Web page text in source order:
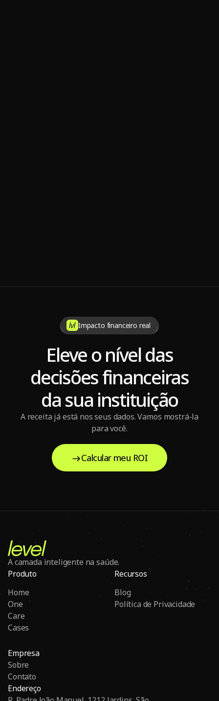
Impacto financeiro real
Eleve o nível das
decisões financeiras
da sua instituição
A receita já está nos seus dados. Vamos mostrá-la
para você.
Calcular meu ROI
A camada inteligente na saúde.
Produto
Home
One
Care
Cases
Recursos
Blog
Política de Privacidade
Empresa
Sobre
Contato
Endereço